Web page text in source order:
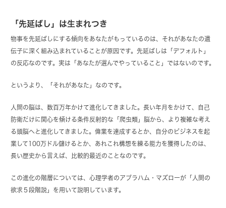
「先延ばし」は生まれつき
物事を先延ばしにする傾向をあなたがもっているのは、それがあなたの遺
伝子に深く組み込まれていることが原因です。先延ばしは「デフォルト」
の反応なのです。実は「あなたが選んでやっていること」ではないのです。
というより、「それがあなた」なのです。
人間の脳は、数百万年かけて進化してきました。長い年月をかけて、自己
防衛だけに関心を傾ける条件反射的な「爬虫類」脳から、より複雑な考え
る頭脳へと進化してきました。偉業を達成するとか、自分のビジネスを起
業して100万ドル儲けるとか、あれこれ構想を練る能力を獲得したのは、
長い歴史から言えば、比較的最近のことなのです。
この進化の階層については、心理学者のアブラハム・マズローが「人間の
欲求５段階説」を用いて説明しています。